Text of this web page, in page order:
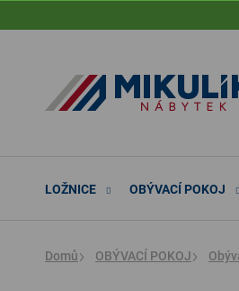
na
LOŽNICE OBÝVACÍ POKOJ
Domů OBÝVACÍ POKOJ